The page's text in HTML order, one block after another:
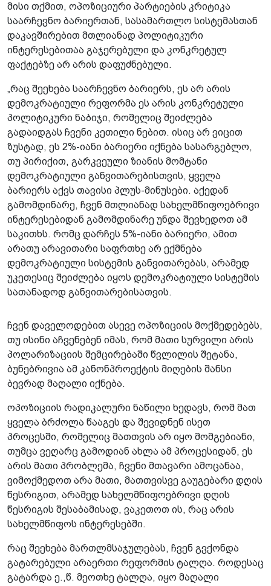
მისი თქმით, ოპოზიციური პარტიების კრიტიკა
საარჩევნო ბარიერთან, სასამართლო სისტემასთან
დაკავშირებით მთლიანად პოლიტიკური
ინტერესებითაა გაჯერებული და კონკრეტულ
ფაქტებზე არ არის დაფუძნებული.
„რაც შეეხება საარჩევნო ბარიერს, ეს არ არის
დემოკრატიული რეფორმა ეს არის კონკრეტული
პოლიტიკური ნაბიჯი, რომელიც შეიძლება
გადაიდგას ჩვენი კეთილი ნებით. ისიც არ ვიცით
ზუსტად, ეს 2%-იანი ბარიერი იქნება სასარგებლო,
თუ პირიქით, გარკვეული ზიანის მომტანი
დემოკრატიული განვითარებისთვის, ყველა
ბარიერს აქვს თავისი პლუს-მინუსები. აქედან
გამომდინარე, ჩვენ მთლიანად სახელმწიფოებრივი
ინტერესებიდან გამომდინარე უნდა შევხედოთ ამ
საკითხს. რომც დარჩეს 5%-იანი ბარიერი, ამით
არათუ არავითარი საფრთხე არ ექმნება
დემოკრატიული სისტემის განვითარებას, არამედ
უკეთესიც შეიძლება იყოს დემოკრატიული სისტემის
სათანადოდ განვითარებისათვის.
ჩვენ დაველოდებით ასევე ოპოზიციის მოქმედებებს,
თუ ისინი აჩვენებენ იმას, რომ მათი სურვილი არის
პოლარიზაციის შემცირებაში წვლილის შეტანა,
ბუნებრივია ამ კანონპროექტის მიღების შანსი
ბევრად მაღალი იქნება.
ოპოზიციის რადიკალური ნაწილი ხედავს, რომ მათ
ყველა ბრძოლა წააგეს და შევიდნენ ისეთ
პროცესში, რომელიც მათთვის არ იყო მომგებიანი,
თუმცა ვეღარც გამოდიან ახლა ამ პროცესიდან, ეს
არის მათი პრობლემა, ჩვენი მთავარი ამოცანაა,
ვიმოქმედოთ არა მათი, მათთვისვე გაუგებარი დღის
წესრიგით, არამედ სახელმწიფოებრივი დღის
წესრიგის შესაბამისად, ვაკეთოთ ის, რაც არის
სახელმწიფოს ინტერესებში.
რაც შეეხება მართლმსაჯულებას, ჩვენ გვქონდა
გატარებული არაერთი რეფორმის ტალღა. როდესაც
გატარდა ე.,წ. მეოთხე ტალღა, იყო მაღალი